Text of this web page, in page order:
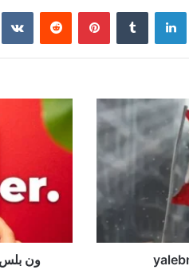
لينكدإن ‏Tumblr بينتيريست ‏Reddit
‏VKontakte
و
ل
ق